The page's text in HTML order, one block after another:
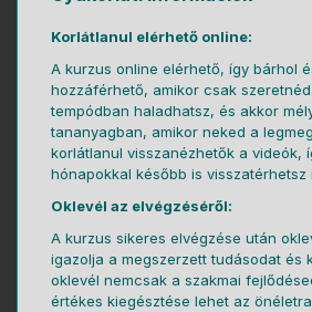
Korlátlanul elérhető online:
A kurzus online elérhető, így bárhol
hozzáférhető, amikor csak
tempódban haladhatsz, és akkor
tananyagban, amikor neked a
korlátlanul visszanézhetők a videók,
hónapokkal később is visszatérhetsz
Oklevél az elvégzéséről:
A kurzus sikeres elvégzése után
igazolja a megszerzett tudásodat és
oklevél nemcsak a szakmai
értékes kiegésztése lehet az